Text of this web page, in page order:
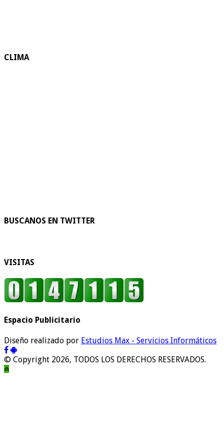
CLIMA
BUSCANOS EN TWITTER
VISITAS
Espacio Publicitario
Diseño realizado por Estudios Max - Servicios Informáticos
© Copyright 2026, TODOS LOS DERECHOS RESERVADOS.